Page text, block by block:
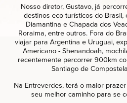
Nosso diretor, Gustavo, já
destinos eco turísticos do Brasil,
Diamantina e Chapada dos
Roraima, entre outros. Fora do
viajar para Argentina e Uruguai,
Americano - Shenandoah,
recentemente percorrer 900km
Santiago de
Na Entreverdes, terá o maior
seu melhor caminho para se